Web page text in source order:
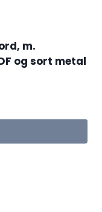
m.
og sort metal